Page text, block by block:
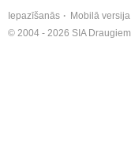
Iepazīšanās Mobilā versija
© 2004 - 2026 SIA Draugiem